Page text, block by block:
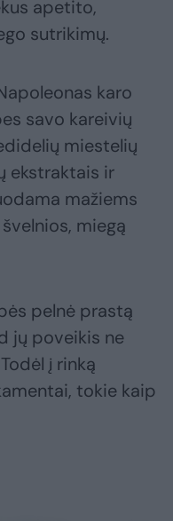
apetito,
sutrikimų.
karo
savo kareivių
miestelių
ekstraktais ir
mažiems
miegą
pelnė prastą
jų poveikis ne
į rinką
tokie kaip